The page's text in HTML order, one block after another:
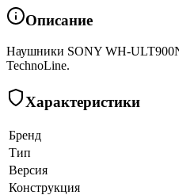
Описание
Наушники SONY WH-
TechnoLine.
Характеристики
Бренд
Тип
Версия
Конструкция